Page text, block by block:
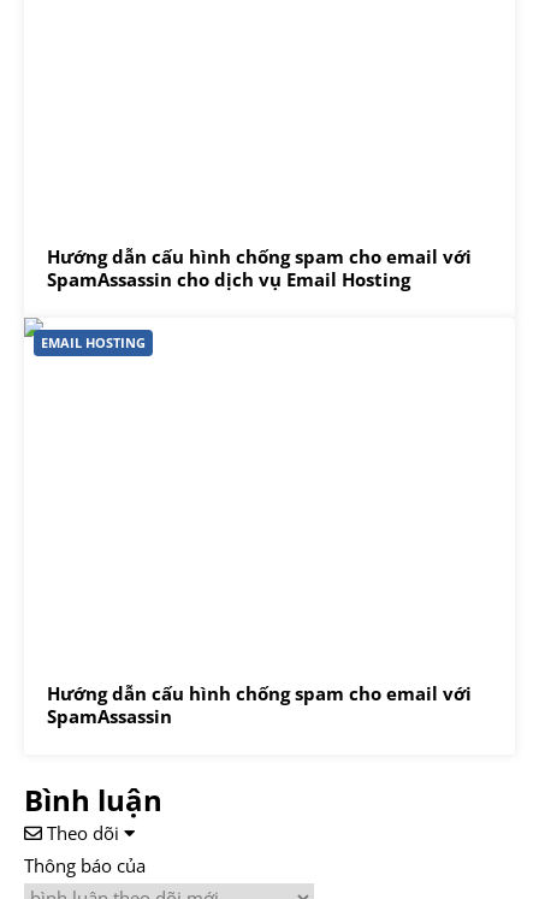
Hướng dẫn cấu hình chống spam cho email với
SpamAssassin cho dịch vụ Email Hosting
EMAIL HOSTING
Hướng dẫn cấu hình chống spam cho email với
SpamAssassin
Bình luận
Theo dõi
Thông báo của